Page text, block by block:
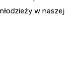
w naszej